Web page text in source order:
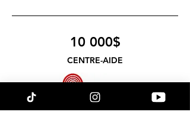
10 000$
CENTRE-AIDE